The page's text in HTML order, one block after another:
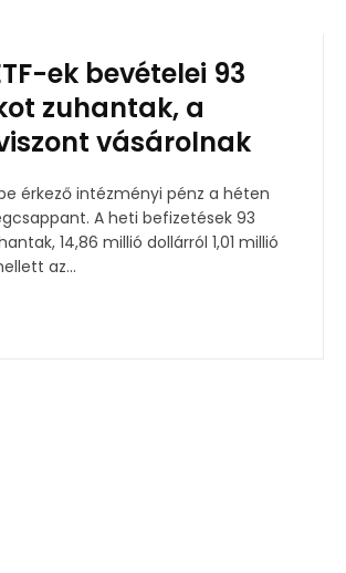
ek bevételei 93
zuhantak, a
vásárolnak
érkező intézményi pénz a héten
heti befizetések 93
14,86 millió dollárról 1,01 millió
az...